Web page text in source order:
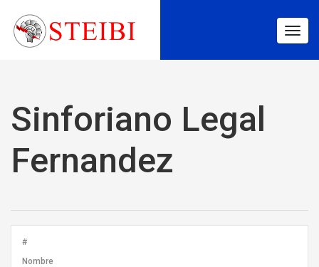
Sinforiano Legal
Fernandez
#
Nombre